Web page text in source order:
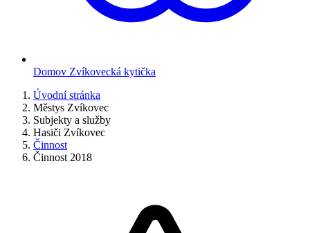
Domov Zvíkovecká kytička
Úvodní stránka
Městys Zvíkovec
Subjekty a služby
Hasiči Zvíkovec
Činnost
Činnost 2018